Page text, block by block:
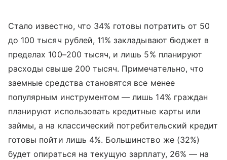
Стало известно, что 34% готовы потратить от 50
до 100 тысяч рублей, 11% закладывают бюджет в
пределах 100–200 тысяч, и лишь 5% планируют
расходы свыше 200 тысяч. Примечательно, что
заемные средства становятся все менее
популярным инструментом — лишь 14% граждан
планируют использовать кредитные карты или
займы, а на классический потребительский кредит
готовы пойти лишь 4%. Большинство же (32%)
будет опираться на текущую зарплату, 26% — на